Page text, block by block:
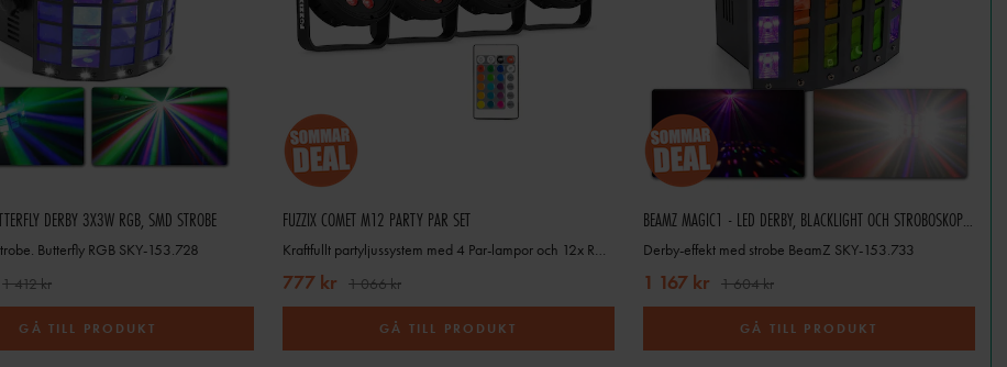
och DJ-spelningar kan kräva moving heads, stroboskop eller kompletta ljuspaket. Tänk också på om du behöver DMX-
styrning, ljudstyrning eller möjlighet att montera ljuset i stativ eller tross.
DISCOLJUS FÖR MOBIL DJ OCH EVENT
sortiment med discoljus som passar perfekt för en mobil DJ. Är majoriteten av dina gig på fester, bröllop eller andra
du nog enkelheten hos ettkomplett ljuspaket
. Här hittar du lösningar som är lätta att packa ner och upp och som går
det riktigt lätt för dig så ska du satsa på en färdig lösning med stativ, armatur och väska. Vi har ljusarmaturer med
mängder av olika effekter, stroboskop, uv-lampor och laser inbyggt.
VANLIGA FRÅGOR OM DISCOLAMPOR
DERBY 3X3W RGB, SMD STROBE
Butterfly RGB SKY-153.728
1 412 kr
GÅ TILL PRODUKT
FUZZIX COMET M12 PARTY PAR SET
Kraftfullt partyljussystem med 4 Par-lampor och 12x RGB-LEDs
777 kr 1 066 kr
GÅ TILL PRODUKT
BEAMZ MAGIC1 - LED DERBY, BLACKLIGHT OCH STROBOSKOP I ETT
Derby-effekt med strobe BeamZ SKY-153.733
1 167 kr 1 604 kr
GÅ TILL PRODUKT